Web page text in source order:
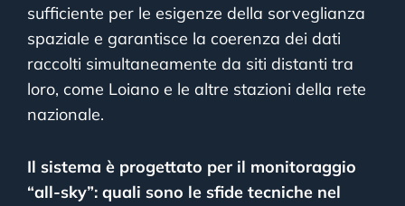
sufficiente per le esigenze della sorveglianza
spaziale e garantisce la coerenza dei dati
raccolti simultaneamente da siti distanti tra
loro, come Loiano e le altre stazioni della rete
nazionale.
Il sistema è progettato per il monitoraggio
“all-sky”: quali sono le sfide tecniche nel